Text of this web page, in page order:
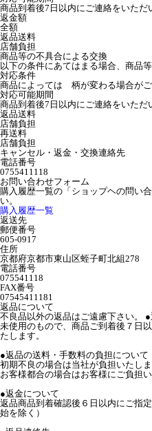
商品到着後7日以内にご連絡をいただ
返金額
全額
返品送料
店舗負担
商品等の不具合による交換
以下の条件にあてはまる場合、商品
対応条件
商品によっては 柄が変わる場合がご
対応可能期間
商品到着後7日以内にご連絡をいただ
返品送料
店舗負担
再送料
店舗負担
キャンセル・返金・交換連絡先
電話番号
0755411118
お問い合わせフォーム
購入履歴一覧の「ショップヘの問い
い。
購入履歴一覧
返送先
郵便番号
605-0917
住所
京都府京都市東山区蛭子町北組278
電話番号
075541118
FAX番号
07545411181
返品について
不良品以外の返品はご遠慮下さい。
未使用のもので、商品ご到着後７日
たします。
●返品の送料・手数料の負担について
初期不良の場合は当社が負担いたしま
お客様都合の場合はお客様にご負担い
●返金について
返品商品到着確認後６日以内にご指
始を除く）